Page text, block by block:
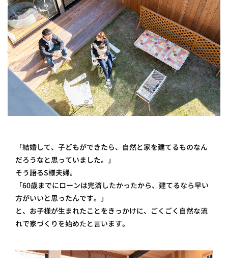
「結婚して、子どもができたら、自然と家を建てるものなん
だろうなと思っていました。」
そう語るS様夫婦。
「60歳までにローンは完済したかったから、建てるなら早い
方がいいと思ったんです。」
と、お子様が生まれたことをきっかけに、ごくごく自然な流
れで家づくりを始めたと言います。